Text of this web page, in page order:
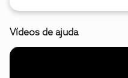
Vídeos de ajuda